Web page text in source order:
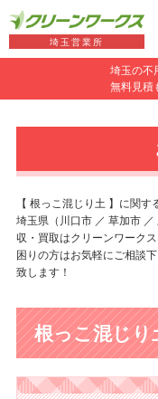
埼玉の不
無料見積
埼玉営業所
【 根っこ混じり土 】に関す
埼玉県（川口市 ／ 草加市
収・買取はクリーンワーク
困りの方はお気軽にご相談
致します！
根っこ混じり